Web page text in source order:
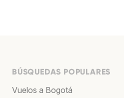
BÚSQUEDAS POPULARES
Vuelos a Bogotá